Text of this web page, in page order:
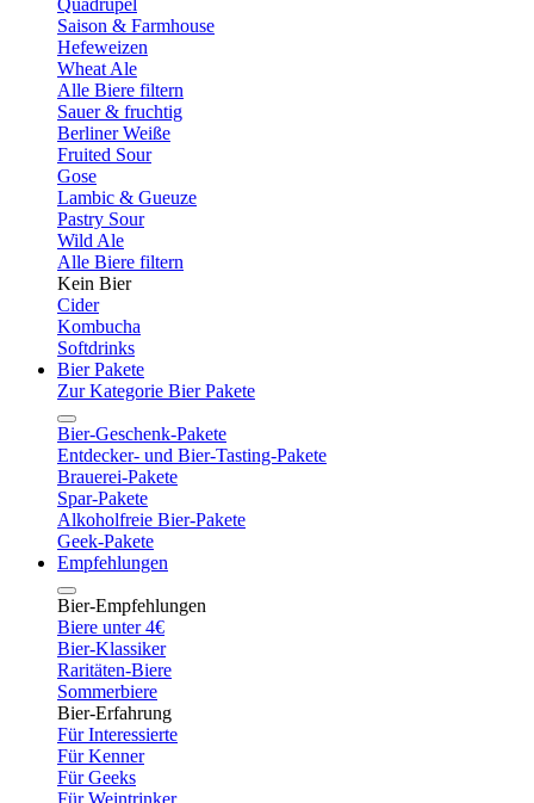
Quadrupel
Saison & Farmhouse
Hefeweizen
Wheat Ale
Alle Biere filtern
Sauer & fruchtig
Berliner Weiße
Fruited Sour
Gose
Lambic & Gueuze
Pastry Sour
Wild Ale
Alle Biere filtern
Kein Bier
Cider
Kombucha
Softdrinks
Bier Pakete
Zur Kategorie Bier Pakete
Bier-Geschenk-Pakete
Entdecker- und Bier-Tasting-Pakete
Brauerei-Pakete
Spar-Pakete
Alkoholfreie Bier-Pakete
Geek-Pakete
Empfehlungen
Bier-Empfehlungen
Biere unter 4€
Bier-Klassiker
Raritäten-Biere
Sommerbiere
Bier-Erfahrung
Für Interessierte
Für Kenner
Für Geeks